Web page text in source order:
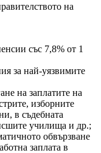
на
със 7,8% от 1
за най-уязвимите
на заплатите на
изборните
в съдебната
училища и др.;
обвързване
заплата в